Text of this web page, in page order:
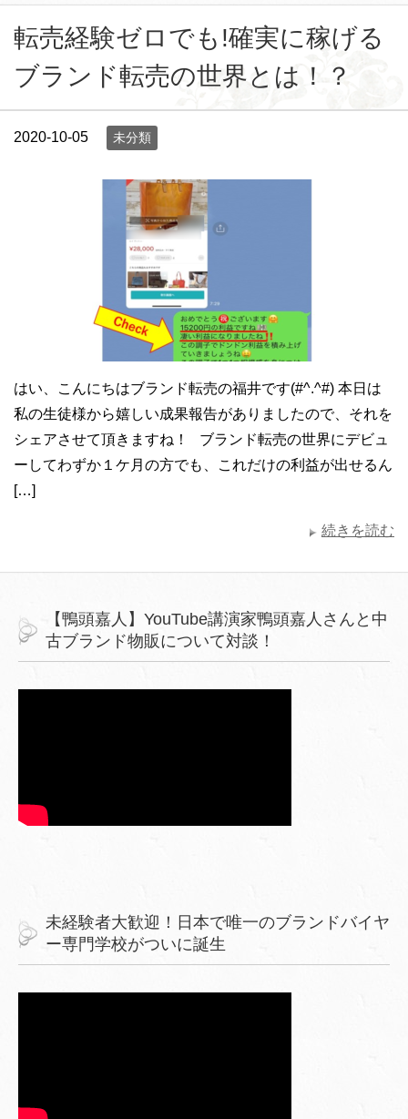
転売経験ゼロでも!確実に稼げる
ブランド転売の世界とは！？
2020-10-05 未分類
はい、こんにちはブランド転売の福井です(#^.^#) 本日は
私の生徒様から嬉しい成果報告がありましたので、それを
シェアさせて頂きますね！ ブランド転売の世界にデビュ
ーしてわずか１ケ月の方でも、これだけの利益が出せるん
[…]
続きを読む
【鴨頭嘉人】YouTube講演家鴨頭嘉人さんと中
古ブランド物販について対談！
未経験者大歓迎！日本で唯一のブランドバイヤ
ー専門学校がついに誕生